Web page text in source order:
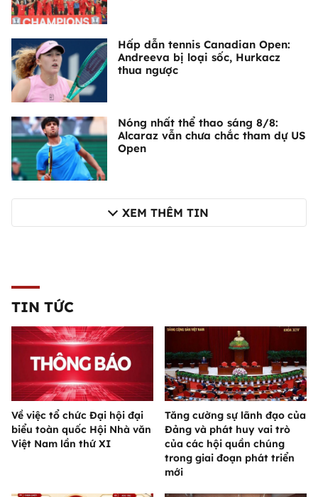
Hấp dẫn tennis Canadian Open:
Andreeva bị loại sốc, Hurkacz
thua ngược
Nóng nhất thể thao sáng 8/8:
Alcaraz vẫn chưa chắc tham dự US
Open
XEM THÊM TIN
TIN TỨC
Về việc tổ chức Đại hội đại
biểu toàn quốc Hội Nhà văn
Việt Nam lần thứ XI
Tăng cường sự lãnh đạo của
Đảng và phát huy vai trò
của các hội quần chúng
trong giai đoạn phát triển
mới